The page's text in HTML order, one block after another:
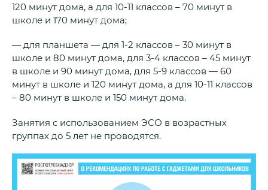
120 минут дома, а для 10-11 классов – 70 минут в
школе и 170 минут дома;
— для планшета — для 1-2 классов – 30 минут в
школе и 80 минут дома, для 3-4 классов – 45 минут
в школе и 90 минут дома, для 5-9 классов — 60
минут в школе и 120 минут дома, а для 10-11 классов
– 80 минут в школе и 150 минут дома.
Занятия с использованием ЭСО в возрастных
группах до 5 лет не проводятся.